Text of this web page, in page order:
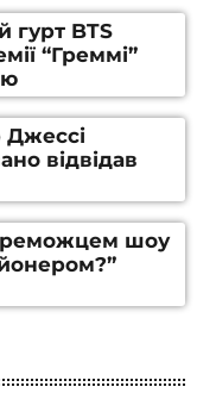
гурт BTS
“Греммі”
Джессі
відвідав
шоу